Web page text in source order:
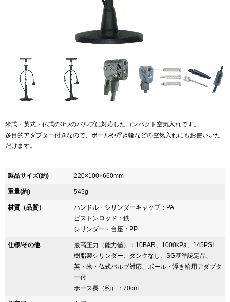
米式・英式・仏式の3つのバルブに対応したコンパクト空気入れです。
多目的アダプター付きなので、ボールや浮き輪などの空気入れにもお使いいた
だけます。
製品サイズ(約) 220×100×660mm
重量(約) 545g
材質（品質）
ハンドル・シリンダーキャップ：PA
ピストンロッド：鉄
シリンダー・台座：PP
仕様/その他
最高圧力（能力値）：10BAR、1000kPa、145PSI
樹脂製シリンダー、タンクなし、SG基準認定品、
英・米・仏式バルブ対応、ボール・浮き輪用アダプタ
ー付
ホース長（約）：70cm